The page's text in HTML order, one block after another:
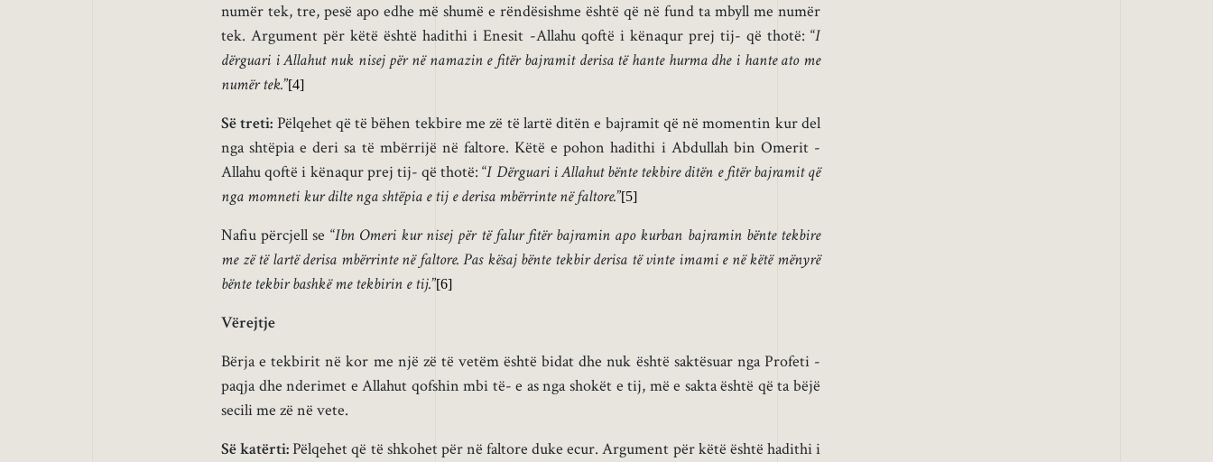
numër tek, tre, pesë apo edhe më shumë e rëndësishme është që në fund ta mbyll me numër
tek. Argument për këtë është hadithi i Enesit -Allahu qoftë i kënaqur prej tij- që thotë: “I
dërguari i Allahut nuk nisej për në namazin e fitër bajramit derisa të hante hurma dhe i hante ato me
numër tek.”[4]
Së treti: Pëlqehet që të bëhen tekbire me zë të lartë ditën e bajramit që në momentin kur del
nga shtëpia e deri sa të mbërrijë në faltore. Këtë e pohon hadithi i Abdullah bin Omerit -
Allahu qoftë i kënaqur prej tij- që thotë: “I Dërguari i Allahut bënte tekbire ditën e fitër bajramit që
nga momneti kur dilte nga shtëpia e tij e derisa mbërrinte në faltore.”[5]
Nafiu përcjell se “Ibn Omeri kur nisej për të falur fitër bajramin apo kurban bajramin bënte tekbire
me zë të lartë derisa mbërrinte në faltore. Pas kësaj bënte tekbir derisa të vinte imami e në këtë mënyrë
bënte tekbir bashkë me tekbirin e tij.”[6]
Vërejtje
Bërja e tekbirit në kor me një zë të vetëm është bidat dhe nuk është saktësuar nga Profeti -
paqja dhe nderimet e Allahut qofshin mbi të- e as nga shokët e tij, më e sakta është që ta bëjë
secili me zë në vete.
Së katërti:Pëlqehet që të shkohet për në faltore duke ecur. Argument për këtë është hadithi i